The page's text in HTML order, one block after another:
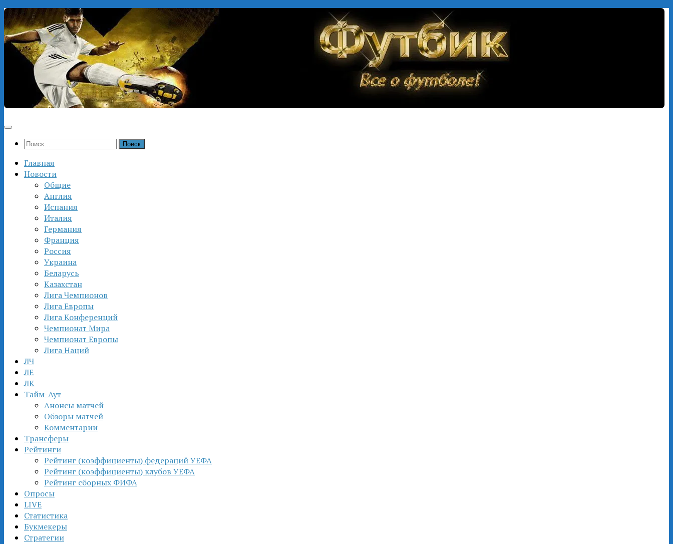
Перейти
к
содержимому
Найти:
Главная
Новости
Общие
Англия
Испания
Италия
Германия
Франция
Россия
Украина
Беларусь
Казахстан
Лига Чемпионов
Лига Европы
Лига Конференций
Чемпионат Мира
Чемпионат Европы
Лига Наций
ЛЧ
ЛЕ
ЛК
Тайм-Аут
Анонсы матчей
Обзоры матчей
Комментарии
Трансферы
Рейтинги
Рейтинг (коэффициенты) федераций УЕФА
Рейтинг (коэффициенты) клубов УЕФА
Рейтинг сборных ФИФА
Опросы
LIVE
Статистика
Букмекеры
Стратегии